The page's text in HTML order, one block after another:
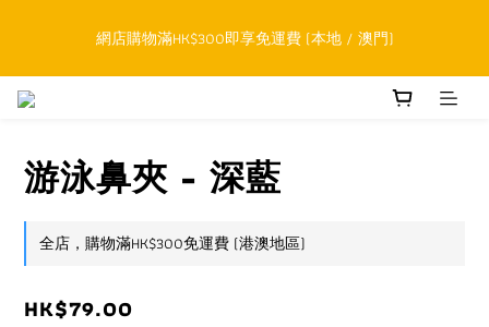
網店購物滿HK$300即享免運費 (本地 / 澳門)
累積購物滿HK$800升級為網上VIP，下一訂單開始永久可享正價貨
順豐香港SFHK APP取件通知功能將取代SMS短訊
游泳鼻夾 - 深藍
全店，購物滿HK$300免運費 (港澳地區)
HK$79.00